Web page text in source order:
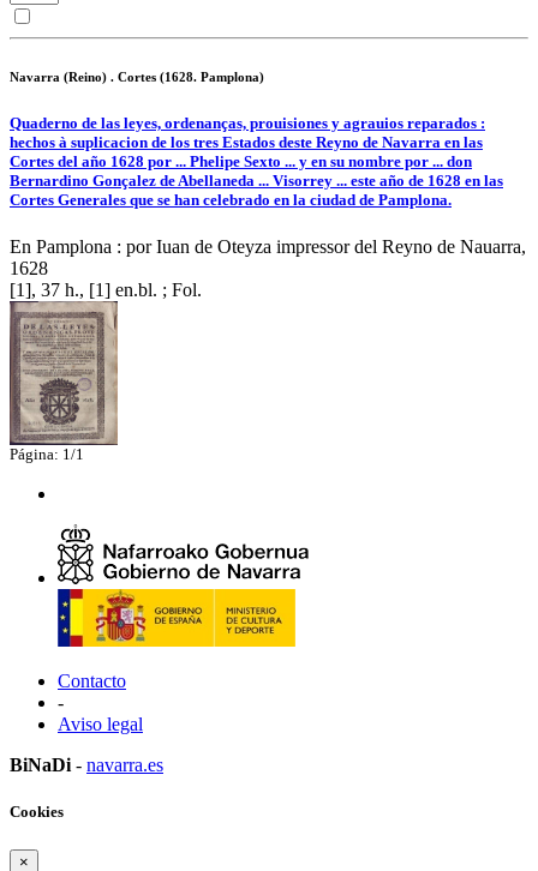
Navarra (Reino) . Cortes (1628. Pamplona)
Quaderno de las leyes, ordenanças, prouisiones y agrauios reparados :
hechos à suplicacion de los tres Estados deste Reyno de Navarra en las
Cortes del año 1628 por ... Phelipe Sexto ... y en su nombre por ... don
Bernardino Gonçalez de Abellaneda ... Visorrey ... este año de 1628 en las
Cortes Generales que se han celebrado en la ciudad de Pamplona.
En Pamplona : por Iuan de Oteyza impressor del Reyno de Nauarra,
1628
[1], 37 h., [1] en.bl. ; Fol.
Página: 1/1
Contacto
-
Aviso legal
BiNaDi - navarra.es
Cookies
×